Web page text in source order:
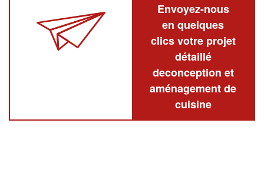
Envoyez-nous
en quelques
clics votre projet
détaillé
deconception et
aménagement de
cuisine